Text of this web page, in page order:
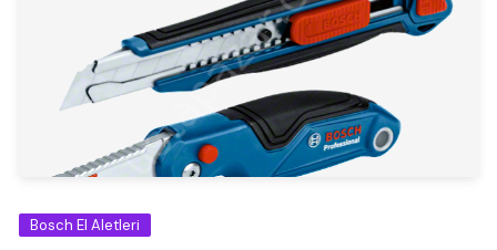
Bosch El Aletleri